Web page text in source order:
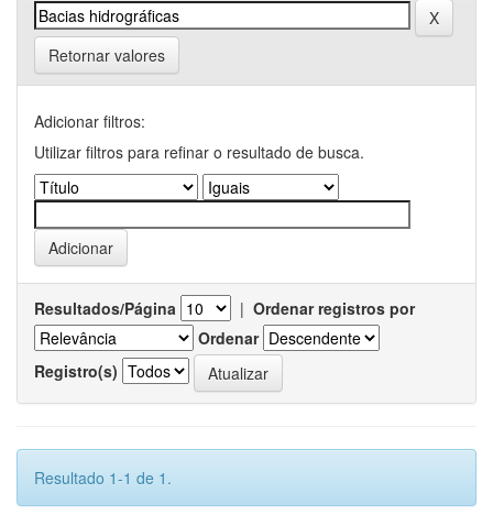
Retornar valores
Adicionar filtros:
Utilizar filtros para refinar o resultado de busca.
Resultados/Página | Ordenar registros por
Ordenar
Registro(s)
Resultado 1-1 de 1.